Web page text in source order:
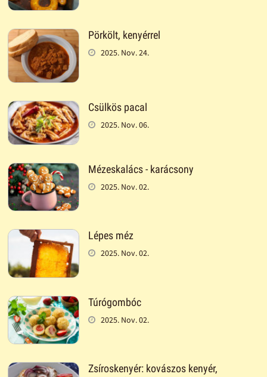
Pörkölt, kenyérrel
2025. Nov. 24.
Csülkös pacal
2025. Nov. 06.
Mézeskalács - karácsony
2025. Nov. 02.
Lépes méz
2025. Nov. 02.
Túrógombóc
2025. Nov. 02.
Zsíroskenyér: kovászos kenyér,